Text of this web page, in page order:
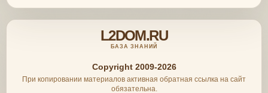
L2DOM.RU
БАЗА ЗНАНИЙ
Copyright 2009-2026
При копировании материалов активная обратная ссылка на сайт
обязательна.